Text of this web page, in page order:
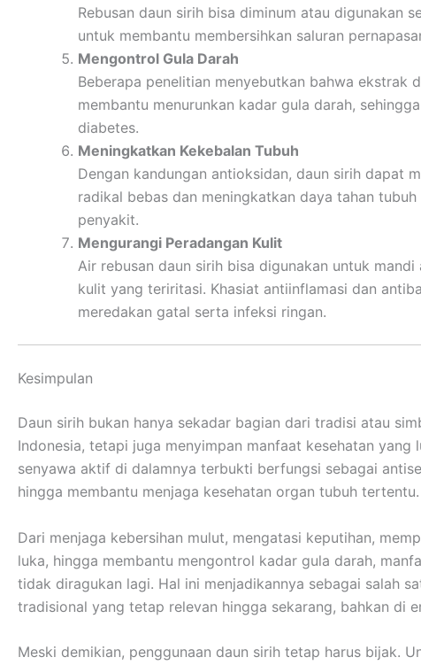
Rebusan daun sirih bisa diminum atau digunakan
untuk membantu membersihkan saluran
Mengontrol Gula Darah
Beberapa penelitian menyebutkan bahwa ekstrak
membantu menurunkan kadar gula darah,
diabetes.
Meningkatkan Kekebalan Tubuh
Dengan kandungan antioksidan, daun sirih dapat
radikal bebas dan meningkatkan daya tahan
penyakit.
Mengurangi Peradangan Kulit
Air rebusan daun sirih bisa digunakan untuk mandi
kulit yang teriritasi. Khasiat antiinflamasi dan
meredakan gatal serta infeksi ringan.
Kesimpulan
Daun sirih bukan hanya sekadar bagian dari tradisi atau
Indonesia, tetapi juga menyimpan manfaat kesehatan yang
senyawa aktif di dalamnya terbukti berfungsi sebagai
hingga membantu menjaga kesehatan organ tubuh tertentu.
Dari menjaga kebersihan mulut, mengatasi keputihan,
luka, hingga membantu mengontrol kadar gula darah,
tidak diragukan lagi. Hal ini menjadikannya sebagai salah
tradisional yang tetap relevan hingga sekarang, bahkan di
Meski demikian, penggunaan daun sirih tetap harus bijak.